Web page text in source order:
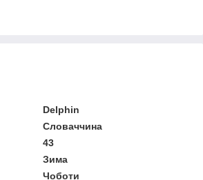
Delphin
Словаччина
43
Зима
Чоботи